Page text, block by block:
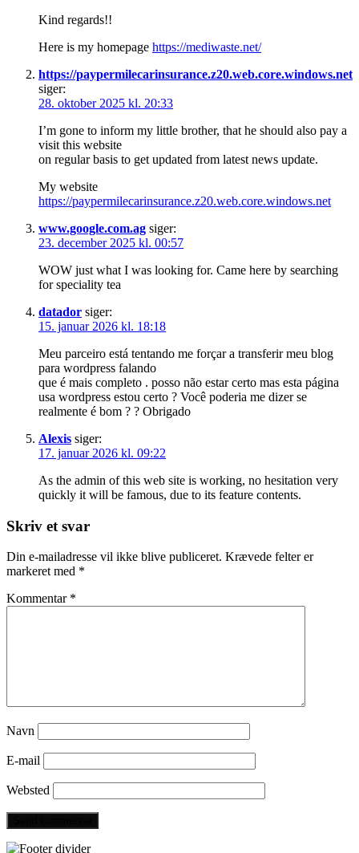
Kind regards!!
Here is my homepage https://mediwaste.net/
https://paypermilecarinsurance.z20.web.core.windows.net
siger:
28. oktober 2025 kl. 20:33
I’m gone to inform my little brother, that he should also pay a
visit this website
on regular basis to get updated from latest news update.
My website
https://paypermilecarinsurance.z20.web.core.windows.net
www.google.com.ag siger:
23. december 2025 kl. 00:57
WOW just what I was looking for. Came here by searching
for speciality tea
datador siger:
15. januar 2026 kl. 18:18
Meu parceiro está tentando me forçar a transferir meu blog
para wordpress falando
que é mais completo . posso não estar certo mas esta página
usa wordpress estou certo ? Você poderia me dizer se
realmente é bom ? ? Obrigado
Alexis siger:
17. januar 2026 kl. 09:22
As the admin of this web site is working, no hesitation very
quickly it will be famous, due to its feature contents.
Skriv et svar
Din e-mailadresse vil ikke blive publiceret. Krævede felter er
markeret med *
Kommentar *
Navn
E-mail
Websted